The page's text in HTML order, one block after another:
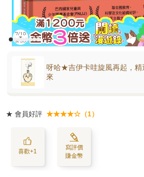
呀哈★吉伊卡哇旋風再起，精
來
★ 會員好評 ★★★★☆（1）
喜歡+1
寫評價
賺金幣